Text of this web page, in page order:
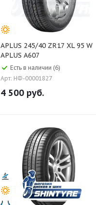
APLUS 245/40 ZR17 XL 95 W
APLUS A607
Есть в наличии (6)
Арт: НФ-00001827
4 500 руб.